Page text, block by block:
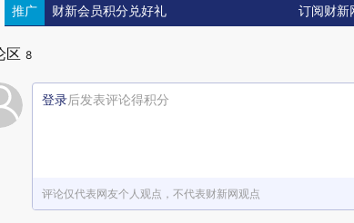
推广 财新会员积分兑好礼 订阅财新
区 8
登录后发表评论得积分
评论仅代表网友个人观点，不代表财新网观点